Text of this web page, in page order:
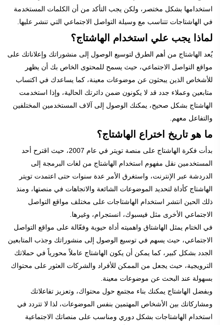
استخدامها بشكل مختصر، ولكن يجب التأكد من أن الكلمات المستخدمة
في الهاشتاجات تتناسب مع وسيلة التواصل الاجتماعي التي تنشر عليها.
لماذا يجب علي استخدام الهاشتاج؟
يُعد الهاشتاج من أهم الطرق لتوسيع الوصول إلى منشوراتك وإعلاناتك على
مواقع التواصل الاجتماعي، حيث يسمح للمحتوى الخاص بك أن يظهر
للأشخاص الذين يبحثون عن موضوعات معينة، كما يساعدك في اكتساب
متابعين وعملاء جدد قد لا يكونون ضمن دائرتك الحالية، وإذا استخدمت
الهاشتاج بشكل صحيح، يمكنك الوصول إلى آلاف المستخدمين المختلفين
والتفاعل معهم.
ما هو تاريخ اختراع الهاشتاج؟
بدأت فكرة الهاشتاج على منصة تويتر في عام 2007، حيث اقترح أحد
المستخدمين نقل مفهوم استخدام الهاشتاج من لغات البرمجة إلى
الدردشة عبر الإنترنت، واستغرق الأمر عدة سنوات حتى اعتمدت تويتر
الهاشتاج كأداة لتحديد الموضوعات الشائعة والاتجاهات في منصتها، ومنذ
ذلك الحين انتشر استخدام الهاشتاجات على مختلف مواقع التواصل
الاجتماعي الأخرى مثل فيسبوك، انستجرام، وغيرها.
في الختام يمثل الهاشتاق واهميته أداة حيوية وفعّالة على مواقع التواصل
الاجتماعي، حيث يسهم في توسيع الوصول إلى منشوراتك وجذب المتابعين
الجدد بشكل كبير، كما يمكن أن يكون الهاشتاج عاملاً محورياً في حملاتك
الترويجية، حيث يجعل من الممكن للأفراد والشركات العثور على محتواك
بسهولة عند البحث عن موضوعات معينة.
وبفضل الهاشتاج يمكنك بناء مجتمع حول محتواك، وتعزيز تفاعلاتك
ومشاركاتك بين الأشخاص المهتمين بنفس الموضوعات، لذا لا تتردد في
استخدام الهاشتاجات بشكل دوري ومناسب على منصاتك الاجتماعية